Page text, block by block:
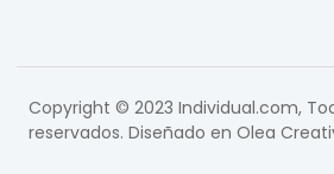
Copyright © 2023 Individual.com,
reservados. Diseñado en Olea